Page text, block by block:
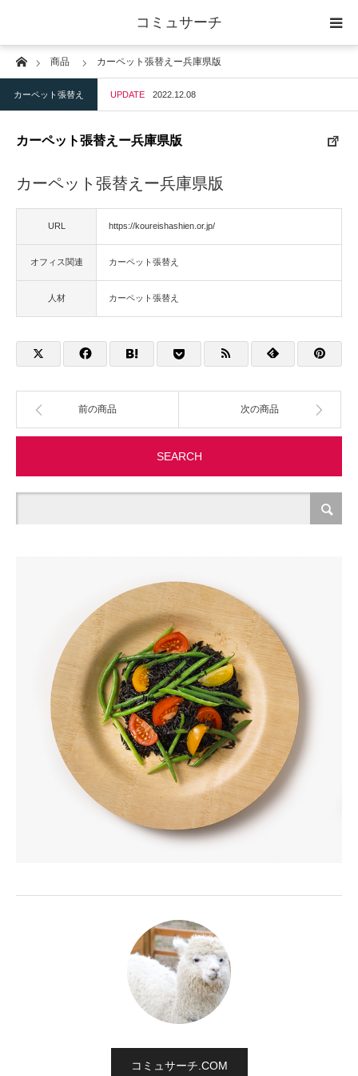
コミュサーチ
Home商品 カーペット張替えー兵庫県版
カーペット張替え UPDATE 2022.12.08
カーペット張替えー兵庫県版
カーペット張替えー兵庫県版
URL https://koureishashien.or.jp/
オフィス関連 カーペット張替え
人材 カーペット張替え
前の商品 次の商品
SEARCH
コミュサーチ.COM
ホーム
士業
店舗・建築
物流・運送
事務